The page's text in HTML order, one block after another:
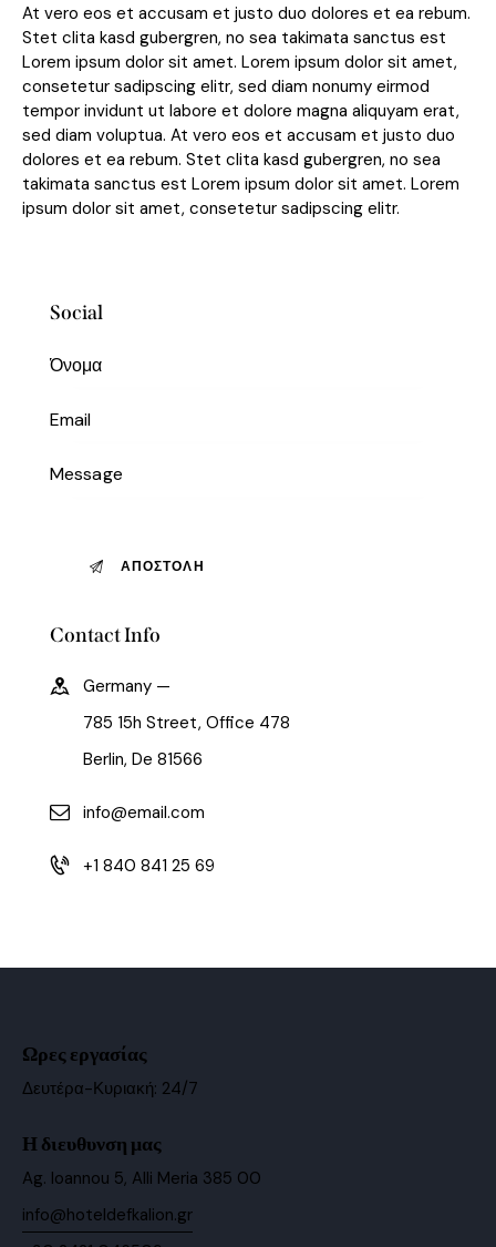
At vero eos et accusam et justo duo dolores et ea rebum.
Stet clita kasd gubergren, no sea takimata sanctus est
Lorem ipsum dolor sit amet. Lorem ipsum dolor sit amet,
consetetur sadipscing elitr, sed diam nonumy eirmod
tempor invidunt ut labore et dolore magna aliquyam erat,
sed diam voluptua. At vero eos et accusam et justo duo
dolores et ea rebum. Stet clita kasd gubergren, no sea
takimata sanctus est Lorem ipsum dolor sit amet. Lorem
ipsum dolor sit amet, consetetur sadipscing elitr.
Social
Contact Info
Germany —
785 15h Street, Office 478
Berlin, De 81566
info@email.com
+1 840 841 25 69
Ωρες εργασίας
Δευτέρα-Κυριακή: 24/7
Η διευθυνση μας
Ag. Ioannou 5, Alli Meria 385 00
info@hoteldefkalion.gr